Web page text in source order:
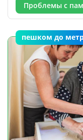
Проблемы с
пешком до